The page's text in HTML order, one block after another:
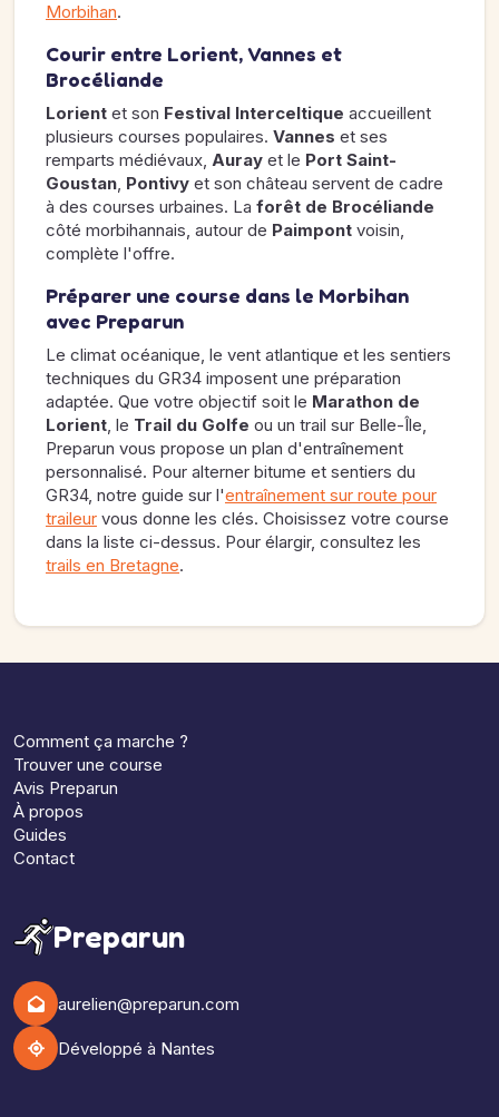
Morbihan.
Courir entre Lorient, Vannes et
Brocéliande
Lorient et son Festival Interceltique accueillent
plusieurs courses populaires. Vannes et ses
remparts médiévaux, Auray et le Port Saint-
Goustan, Pontivy et son château servent de cadre
à des courses urbaines. La forêt de Brocéliande
côté morbihannais, autour de Paimpont voisin,
complète l'offre.
Préparer une course dans le Morbihan
avec Preparun
Le climat océanique, le vent atlantique et les sentiers
techniques du GR34 imposent une préparation
adaptée. Que votre objectif soit le Marathon de
Lorient, le Trail du Golfe ou un trail sur Belle-Île,
Preparun vous propose un plan d'entraînement
personnalisé. Pour alterner bitume et sentiers du
GR34, notre guide sur l'entraînement sur route pour
traileur vous donne les clés. Choisissez votre course
dans la liste ci-dessus. Pour élargir, consultez les
trails en Bretagne.
Comment ça marche ?
Trouver une course
Avis Preparun
À propos
Guides
Contact
Preparun
aurelien@preparun.com
Développé à Nantes